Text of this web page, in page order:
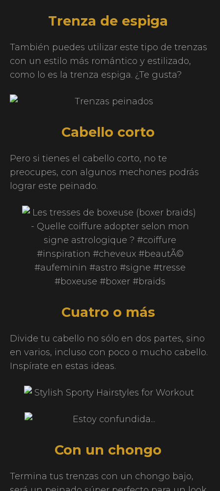
Trenza de espiga
También puedes utilizar este tipo de trenzas
con un estilo más romántico y estilizado,
como lo es la trenza espiga. ¿Te gusta?
Cabello corto
Pero si tienes el cabello corto, no te
preocupes, con algunos mechones podrás
lograr este peinado.
Cuatro o más
Divide tu cabello no sólo en dos partes, sino
en varios, incluso con poco o mucho cabello.
Inspírate en estas ideas.
Con un chongo
Termina tus trenzas con un chongo bajo,